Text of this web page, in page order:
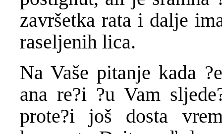
završetka rata i dalje
raseljenih lica.
Na Vaše pitanje kada
ana re?i ?u Vam
prote?i još dosta